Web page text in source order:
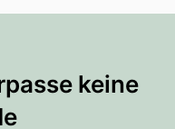
Zwischenwand
an
keine